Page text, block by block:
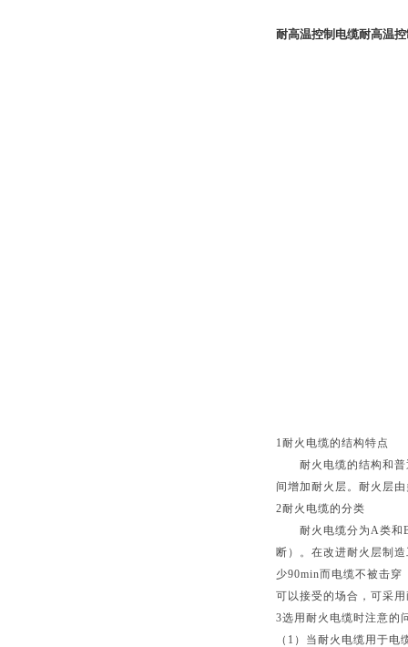
耐高温控制电缆耐高温
1耐火电缆的结构特点
耐火电缆的结构和普
间增加耐火层。耐火层
2耐火电缆的分类
耐火电缆分为A类和
断）。在改进耐火层制
少90min而电缆不被击穿
可以接受的场合，可采
3选用耐火电缆时注意的
（ 1 ）当耐火电缆用于电